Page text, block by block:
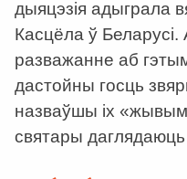
дыяцэзія адыграла
Касцёла ў
разважанне аб
дастойны госць
назваўшы іх «жывымі
святары даглядаюць